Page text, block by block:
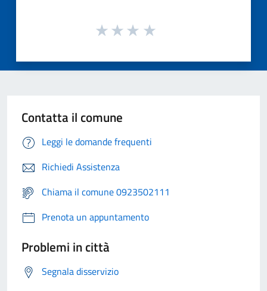
Contatta il comune
Leggi le domande frequenti
Richiedi Assistenza
Chiama il comune 0923502111
Prenota un appuntamento
Problemi in città
Segnala disservizio